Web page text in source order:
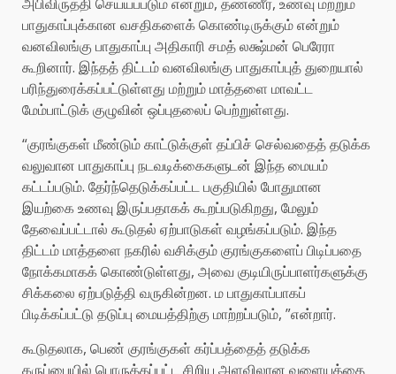
பாதுகாப்புக்கான வசதிகளைக் கொண்டிருக்கும் என்றும்
வனவிலங்கு பாதுகாப்பு அதிகாரி சமத் லக்ஷ்மன் பெரேரா
கூறினார். இந்தத் திட்டம் வனவிலங்கு பாதுகாப்புத் துறையால்
பரிந்துரைக்கப்பட்டுள்ளது மற்றும் மாத்தளை மாவட்ட
மேம்பாட்டுக் குழுவின் ஒப்புதலைப் பெற்றுள்ளது.
“குரங்குகள் மீண்டும் காட்டுக்குள் தப்பிச் செல்வதைத் தடுக்க
வலுவான பாதுகாப்பு நடவடிக்கைகளுடன் இந்த மையம்
கட்டப்படும். தேர்ந்தெடுக்கப்பட்ட பகுதியில் போதுமான
இயற்கை உணவு இருப்பதாகக் கூறப்படுகிறது, மேலும்
தேவைப்பட்டால் கூடுதல் ஏற்பாடுகள் வழங்கப்படும். இந்த
திட்டம் மாத்தளை நகரில் வசிக்கும் குரங்குகளைப் பிடிப்பதை
நோக்கமாகக் கொண்டுள்ளது, அவை குடியிருப்பாளர்களுக்கு
சிக்கலை ஏற்படுத்தி வருகின்றன. ம பாதுகாப்பாகப்
பிடிக்கப்பட்டு தடுப்பு மையத்திற்கு மாற்றப்படும், ”என்றார்.
கூடுதலாக, பெண் குரங்குகள் கர்ப்பத்தைத் தடுக்க
கருப்பையில் பொருத்தப்பட்ட சிறிய அளவிலான வளையத்தை